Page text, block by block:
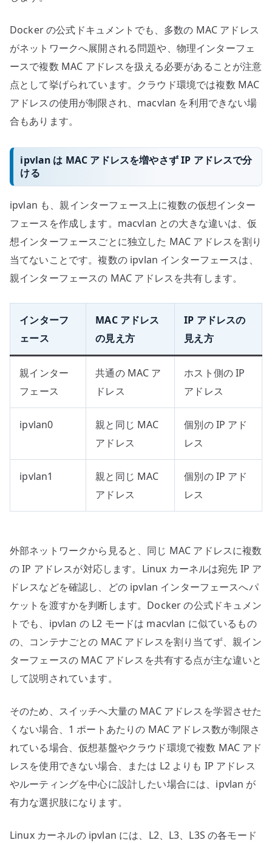
Docker の公式ドキュメントでも、多数の MAC アドレス
がネットワークへ展開される問題や、物理インターフェ
ースで複数 MAC アドレスを扱える必要があることが注意
点として挙げられています。クラウド環境では複数 MAC
アドレスの使用が制限され、macvlan を利用できない場
合もあります。
ipvlan は MAC アドレスを増やさず IP アドレスで分
ける
ipvlan も、親インターフェース上に複数の仮想インター
フェースを作成します。macvlan との大きな違いは、仮
想インターフェースごとに独立した MAC アドレスを割り
当てないことです。複数の ipvlan インターフェースは、
親インターフェースの MAC アドレスを共有します。
インターフ
ェース
MAC アドレス
の見え方
IP アドレスの
見え方
親インター
フェース
共通の MAC ア
ドレス
ホスト側の IP
アドレス
ipvlan0
親と同じ MAC
アドレス
個別の IP アド
レス
ipvlan1
親と同じ MAC
アドレス
個別の IP アド
レス
外部ネットワークから見ると、同じ MAC アドレスに複数
の IP アドレスが対応します。Linux カーネルは宛先 IP ア
ドレスなどを確認し、どの ipvlan インターフェースへパ
ケットを渡すかを判断します。Docker の公式ドキュメン
トでも、ipvlan の L2 モードは macvlan に似ているもの
の、コンテナごとの MAC アドレスを割り当てず、親イン
ターフェースの MAC アドレスを共有する点が主な違いと
して説明されています。
そのため、スイッチへ大量の MAC アドレスを学習させた
くない場合、1 ポートあたりの MAC アドレス数が制限さ
れている場合、仮想基盤やクラウド環境で複数 MAC アド
レスを使用できない場合、または L2 よりも IP アドレス
やルーティングを中心に設計したい場合には、ipvlan が
有力な選択肢になります。
Linux カーネルの ipvlan には、L2、L3、L3S の各モード